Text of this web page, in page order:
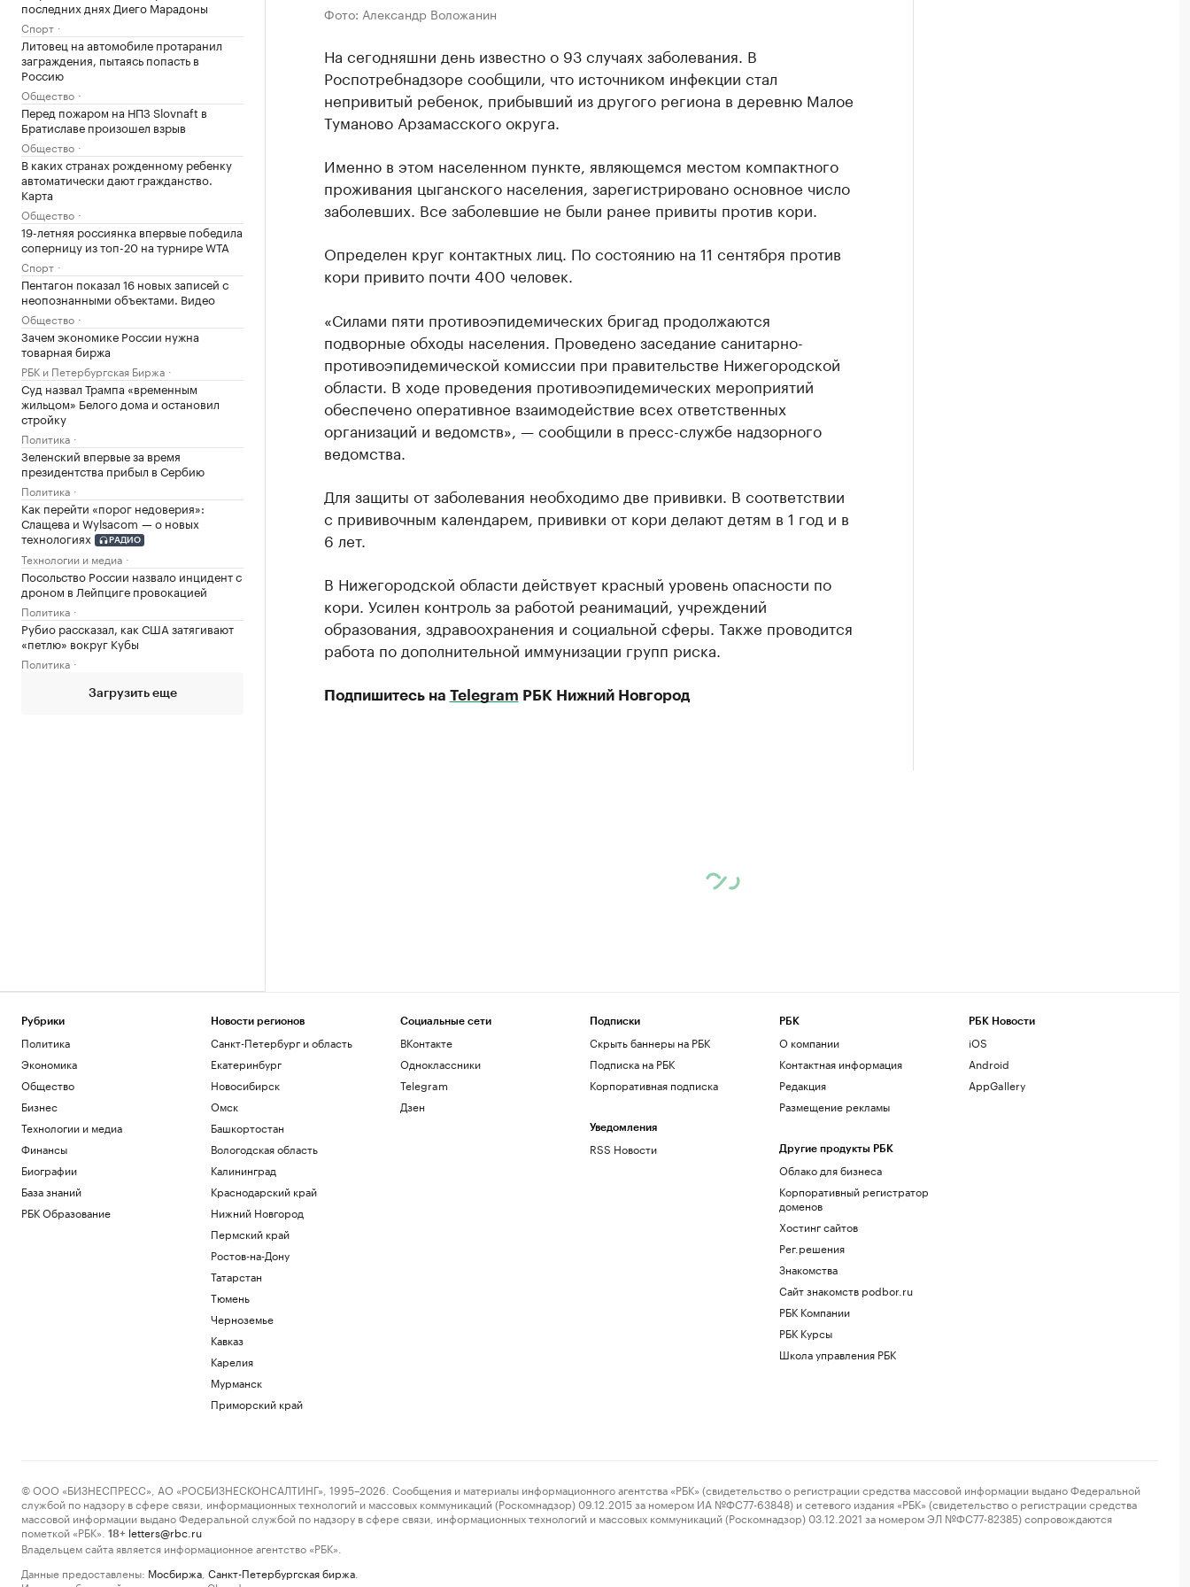
последних днях Диего Марадоны
Спорт
Литовец на автомобиле протаранил
заграждения, пытаясь попасть в
Россию
Общество
Перед пожаром на НПЗ Slovnaft в
Братиславе произошел взрыв
Общество
В каких странах рожденному ребенку
автоматически дают гражданство.
Карта
Общество
19-летняя россиянка впервые победила
соперницу из топ-20 на турнире WTA
Спорт
Пентагон показал 16 новых записей с
неопознанными объектами. Видео
Общество
Зачем экономике России нужна
товарная биржа
РБК и Петербургская Биржа
Суд назвал Трампа «временным
жильцом» Белого дома и остановил
стройку
Политика
Зеленский впервые за время
президентства прибыл в Сербию
Политика
Как перейти «порог недоверия»:
Слащева и Wylsacom — о новых
технологиях
РАДИО
Технологии и медиа
Посольство России назвало инцидент с
дроном в Лейпциге провокацией
Политика
Рубио рассказал, как США затягивают
«петлю» вокруг Кубы
Политика
Загрузить еще
Фото: Александр Воложанин
На сегодняшни день известно о 93 случаях заболевания. В
Роспотребнадзоре сообщили, что источником инфекции стал
непривитый ребенок, прибывший из другого региона в деревню Малое
Туманово Арзамасского округа.
Именно в этом населенном пункте, являющемся местом компактного
проживания цыганского населения, зарегистрировано основное число
заболевших. Все заболевшие не были ранее привиты против кори.
Определен круг контактных лиц. По состоянию на 11 сентября против
кори привито почти 400 человек.
«Силами пяти противоэпидемических бригад продолжаются
подворные обходы населения. Проведено заседание санитарно-
противоэпидемической комиссии при правительстве Нижегородской
области. В ходе проведения противоэпидемических мероприятий
обеспечено оперативное взаимодействие всех ответственных
организаций и ведомств», — сообщили в пресс-службе надзорного
ведомства.
Для защиты от заболевания необходимо две прививки. В соответствии
с прививочным календарем, прививки от кори делают детям в 1 год и в
6 лет.
В Нижегородской области действует красный уровень опасности по
кори. Усилен контроль за работой реанимаций, учреждений
образования, здравоохранения и социальной сферы. Также проводится
работа по дополнительной иммунизации групп риска.
Подпишитесь на Telegram РБК Нижний Новгород
Рубрики
Политика
Экономика
Общество
Бизнес
Технологии и медиа
Финансы
Биографии
База знаний
РБК Образование
Новости регионов
Санкт-Петербург и область
Екатеринбург
Новосибирск
Омск
Башкортостан
Вологодская область
Калининград
Краснодарский край
Нижний Новгород
Пермский край
Ростов-на-Дону
Татарстан
Тюмень
Черноземье
Кавказ
Карелия
Мурманск
Приморский край
Социальные сети
ВКонтакте
Одноклассники
Telegram
Дзен
Подписки
Скрыть баннеры на РБК
Подписка на РБК
Корпоративная подписка
Уведомления
RSS Новости
РБК
О компании
Контактная информация
Редакция
Размещение рекламы
Другие продукты РБК
Облако для бизнеса
Корпоративный регистратор
доменов
Хостинг сайтов
Рег.решения
Знакомства
Сайт знакомств podbor.ru
РБК Компании
РБК Курсы
Школа управления РБК
РБК Новости
iOS
Android
AppGallery
© ООО «БИЗНЕСПРЕСС», АО «РОСБИЗНЕСКОНСАЛТИНГ», 1995–2026. Сообщения и материалы информационного агентства «РБК» (свидетельство о регистрации средства массовой информации выдано Федеральной
службой по надзору в сфере связи, информационных технологий и массовых коммуникаций (Роскомнадзор) 09.12.2015 за номером ИА №ФС77-63848) и сетевого издания «РБК» (свидетельство о регистрации средства
массовой информации выдано Федеральной службой по надзору в сфере связи, информационных технологий и массовых коммуникаций (Роскомнадзор) 03.12.2021 за номером ЭЛ №ФС77-82385) сопровождаются
пометкой «РБК».
18+ letters@rbc.ru
Владельцем сайта является информационное агентство «РБК».
Данные предоставлены: Мосбиржа Санкт-Петербургская биржа